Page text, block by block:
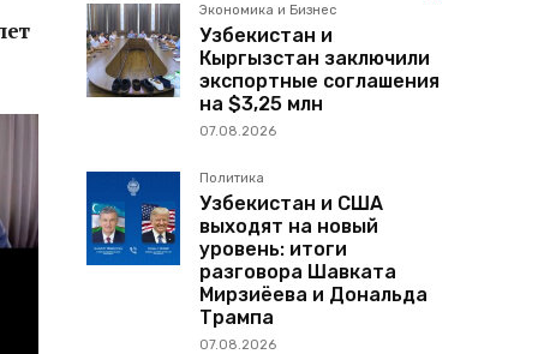
Экономика и Бизнес
Узбекистан и
Кыргызстан заключили
экспортные соглашения
на $3,25 млн
07.08.2026
Политика
Узбекистан и США
выходят на новый
уровень: итоги
разговора Шавката
Мирзиёева и Дональда
Трампа
07.08.2026